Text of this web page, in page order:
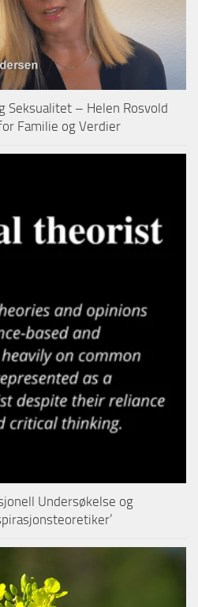
Seksualitet – Helen Rosvold
Familie og Verdier
Undersøkelse og